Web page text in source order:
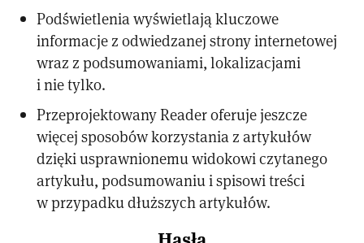
Podświetlenia wyświetlają kluczowe
informacje z odwiedzanej strony internetowej
wraz z podsumowaniami, lokalizacjami
i nie tylko.
Przeprojektowany Reader oferuje jeszcze
więcej sposobów korzystania z artykułów
dzięki usprawnionemu widokowi czytanego
artykułu, podsumowaniu i spisowi treści
w przypadku dłuższych artykułów.